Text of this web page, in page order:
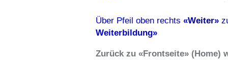
Über Pfeil oben rechts «Weiter»
Weiterbildung»
Zurück zu «Frontseite» (Home)